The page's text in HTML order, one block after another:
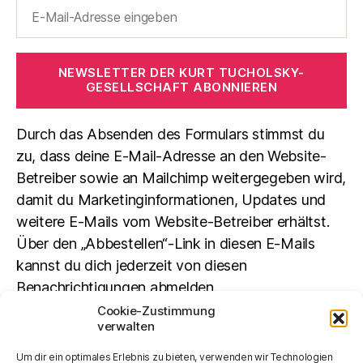
Cookie-Zustimmung
verwalten
Um dir ein optimales Erlebnis zu bieten, verwenden wir Technologien
NEWSLETTER DER KURT TUCHOLSKY-
GESELLSCHAFT ABONNIEREN
Durch das Absenden des Formulars stimmst du
zu, dass deine E-Mail-Adresse an den Website-
Betreiber sowie an Mailchimp weitergegeben wird,
damit du Marketinginformationen, Updates und
weitere E-Mails vom Website-Betreiber erhältst.
Über den „Abbestellen“-Link in diesen E-Mails
kannst du dich jederzeit von diesen
Benachrichtigungen abmelden.